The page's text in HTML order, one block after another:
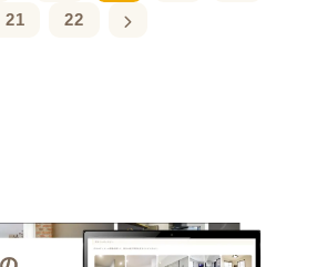
21
22